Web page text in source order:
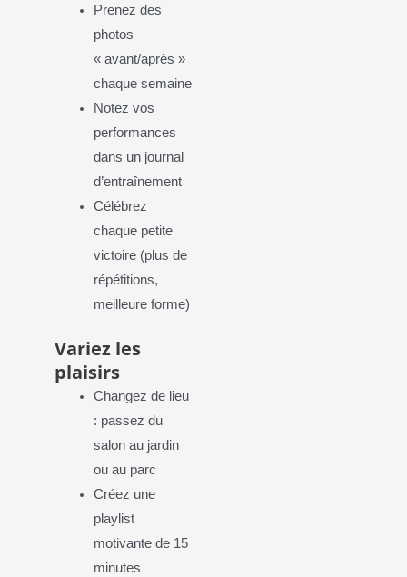
Prenez des
photos
« avant/après »
chaque semaine
Notez vos
performances
dans un journal
d’entraînement
Célébrez
chaque petite
victoire (plus de
répétitions,
meilleure forme)
Variez les
plaisirs
Changez de lieu
: passez du
salon au jardin
ou au parc
Créez une
playlist
motivante de 15
minutes